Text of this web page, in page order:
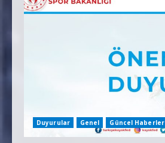
Duyurular Genel Güncel Haberler